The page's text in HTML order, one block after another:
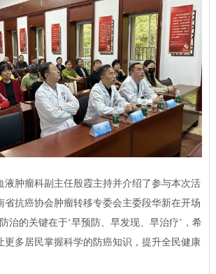
液肿瘤科副主任殷霞主持并介绍了参与本次活
省抗癌协会肿瘤转移专委会主委段华新在开场
治的关键在于‘早预防、早发现、早治疗’，希
更多居民掌握科学的防癌知识，提升全民健康